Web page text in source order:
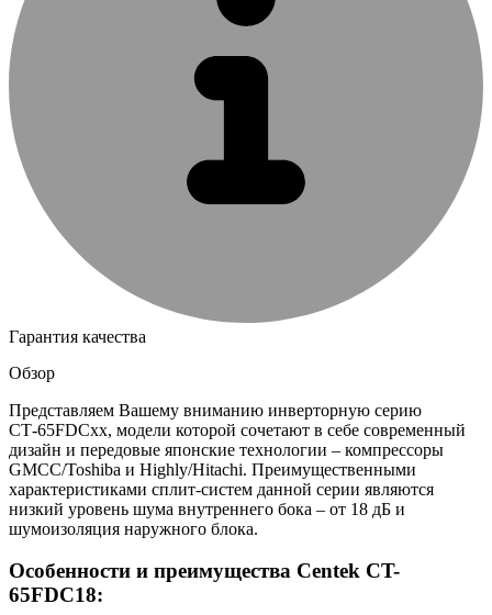
Гарантия качества
Обзор
Представляем Вашему вниманию инверторную серию
СТ-65FDCхх, модели которой сочетают в себе современный
дизайн и передовые японские технологии – компрессоры
GMCC/Toshiba и Highly/Hitachi. Преимущественными
характеристиками сплит-систем данной серии являются
низкий уровень шума внутреннего бока – от 18 дБ и
шумоизоляция наружного блока.
Особенности и преимущества Centek CT-
65FDC18: